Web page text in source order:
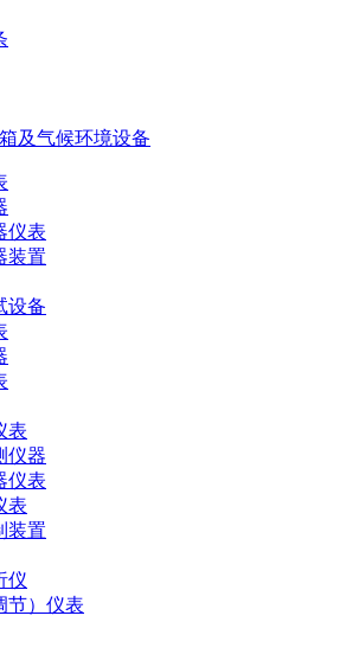
及气候环境设备
仪表
装置
设备
表
仪器
仪表
表
装置
仪
节）仪表